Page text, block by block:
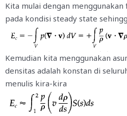
Kita mulai dengan
pada kondisi steady state
Kemudian kita menggunakan
densitas adalah konstan di
menulis kira-kira